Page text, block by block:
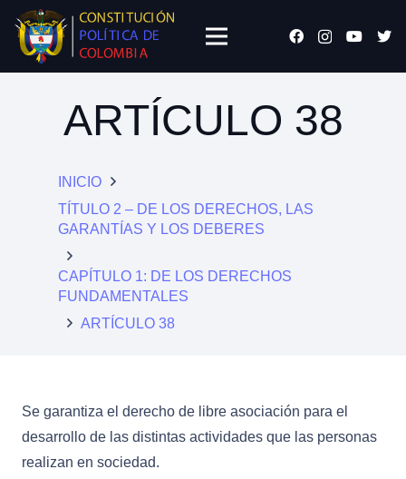
ARTÍCULO 38
INICIO
TÍTULO 2 – DE LOS DERECHOS, LAS
GARANTÍAS Y LOS DEBERES
CAPÍTULO 1: DE LOS DERECHOS
FUNDAMENTALES
ARTÍCULO 38
Se garantiza el derecho de libre asociación para el
desarrollo de las distintas actividades que las personas
realizan en sociedad.